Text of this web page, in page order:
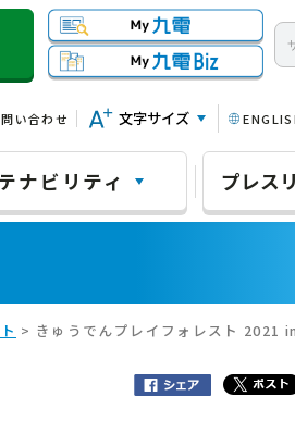
い合わせ 文字サイズ
ナビリティ プレス
> きゅうでんプレイフォレスト 2021 in